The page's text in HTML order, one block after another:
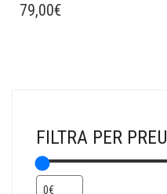
79,00€
FILTRA PER PREU